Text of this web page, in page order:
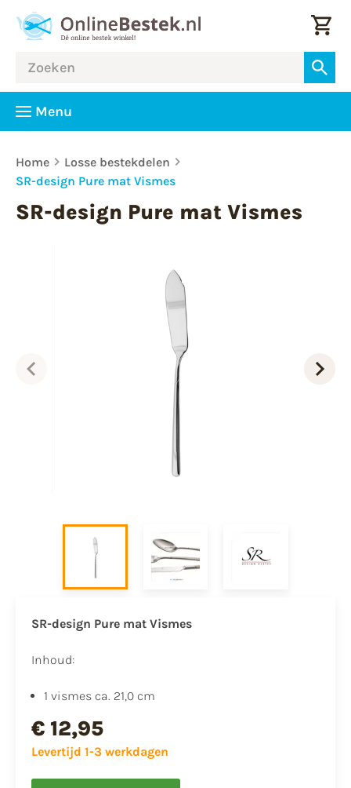
Menu
Home
Losse bestekdelen
SR-design Pure mat Vismes
SR-design Pure mat Vismes
SR-design Pure mat Vismes
Inhoud:
1 vismes ca. 21,0 cm
€ 12,95
Levertijd 1-3 werkdagen